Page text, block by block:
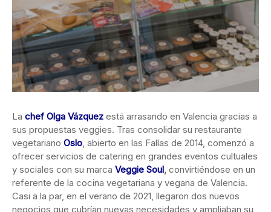
La chef Olga Vázquez está arrasando en Valencia gracias a
sus propuestas veggies. Tras consolidar su restaurante
vegetariano Oslo, abierto en las Fallas de 2014, comenzó a
ofrecer servicios de catering en grandes eventos cultuales
y sociales con su marca Veggie Soul, convirtiéndose en un
referente de la cocina vegetariana y vegana de Valencia.
Casi a la par, en el verano de 2021, llegaron dos nuevos
negocios que cubrían nuevas necesidades y ampliaban su